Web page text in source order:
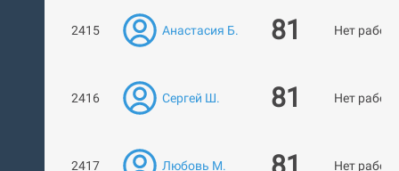
2415 Анастасия Б. 81 Нет работ
2416 Сергей Ш. 81 Нет работ
2417 Любовь М. Нет работ